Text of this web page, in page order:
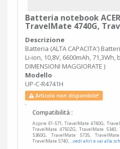
Batteria notebook
TravelMate 4740G,
Descrizione
Batteria (ALTA CAPACITA')
Li-ion, 10,8V, 6600mAh, 71,3Wh,
DIMENSIONI MAGGIORATE )
Modello
UP-C-R4741H
Articolo non disponibile!
.
Compatibilità :
Aspire E1-571, TravelMate 4740G,
TravelMate 4750ZG, TravelMate
5360G, TravelMate 5735,
TravelMate 5740,...vedi altri e vai alla